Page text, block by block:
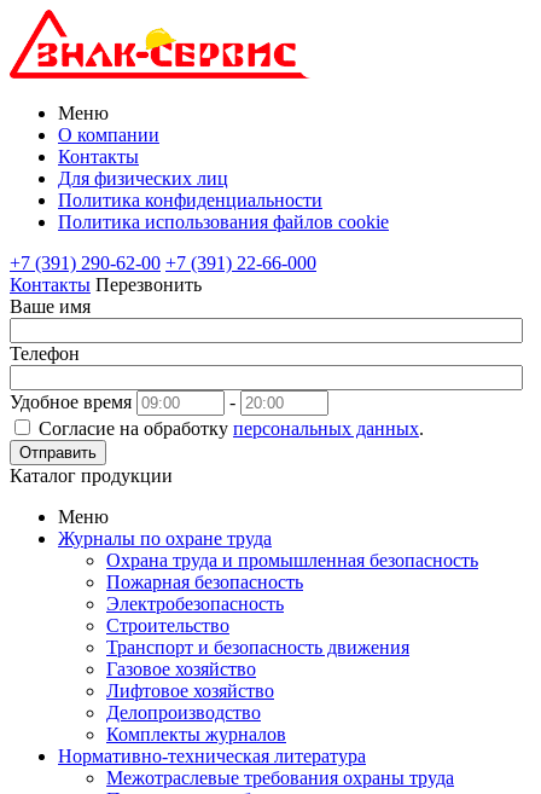
Меню
О компании
Контакты
Для физических лиц
Политика конфиденциальности
Политика использования файлов cookie
+7 (391) 290-62-00 +7 (391) 22-66-000
Контакты Перезвонить
Ваше имя
Телефон
Удобное время
-
Согласие на обработку персональных данных.
Отправить
Каталог продукции
Меню
Журналы по охране труда
Охрана труда и промышленная безопасность
Пожарная безопасность
Электробезопасность
Строительство
Транспорт и безопасность движения
Газовое хозяйство
Лифтовое хозяйство
Делопроизводство
Комплекты журналов
Нормативно-техническая литература
Межотраслевые требования охраны труда